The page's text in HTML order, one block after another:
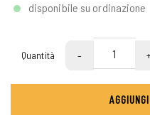
disponibile su ordinazione
Quantità -